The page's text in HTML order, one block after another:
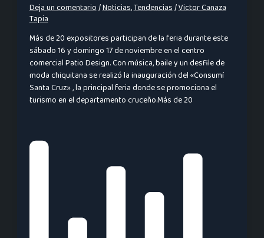
Deja un comentario/Noticias,Tendencias/Victor Canaza
Tapia
Más de 20 expositores participan de la feria durante este
sábado 16 y domingo 17 de noviembre en el centro
comercial Patio Design. Con música, baile y un desfile de
moda chiquitana se realizó la inauguración del «Consumí
Santa Cruz» , la principal feria donde se promociona el
turismo en el departamento cruceño.Más de 20